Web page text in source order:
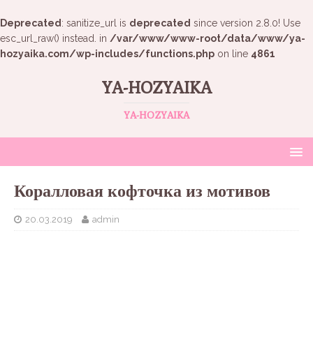
Deprecated : sanitize_url is deprecated since version 2.8.0! Use
esc_url_raw() instead. in /var/www/www-root/data/www/ya-
hozyaika.com/wp-includes/functions.php on line 4861
YA-HOZYAIKA
YA-HOZYAIKA
Коралловая кофточка из мотивов
20.03.2019 admin